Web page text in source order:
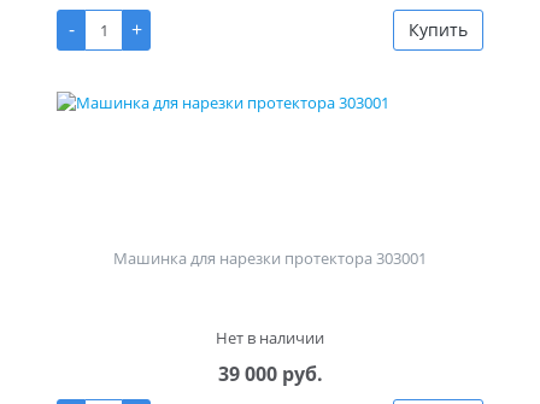
- + Купить
Машинка для нарезки протектора 303001
Нет в наличии
39 000 руб.